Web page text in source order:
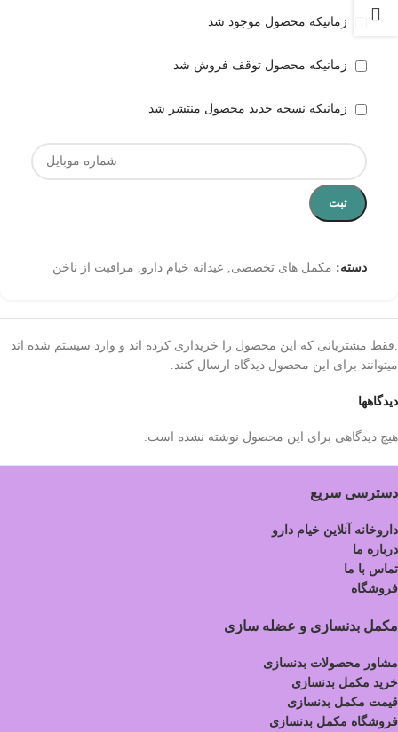
زمانیکه محصول موجود شد
زمانیکه محصول توقف فروش شد
زمانیکه نسخه جدید محصول منتشر شد
ثبت
دسته: مکمل های تخصصی عیدانه خیام دارو مراقبت از ناخن
دیدگاهها
هیچ دیدگاهی برای این محصول نوشته نشده است.
.فقط مشتریانی که این محصول را خریداری کرده اند و وارد سیستم شده اند
میتوانند برای این محصول دیدگاه ارسال کنند.
دسترسی سریع
داروخانه آنلاین خیام دارو
درباره ما
تماس با ما
فروشگاه
مکمل بدنسازی و عضله سازی
مشاور محصولات بدنسازی
خرید مکمل بدنسازی
قیمت مکمل بدنسازی
فروشگاه مکمل بدنسازی